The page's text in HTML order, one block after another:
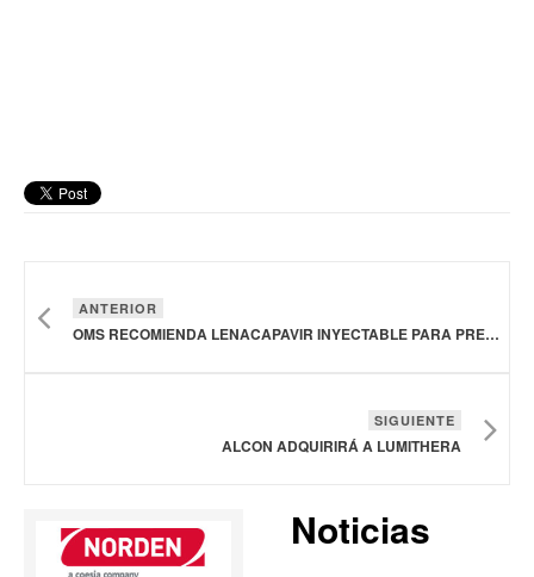
ANTERIOR
OMS RECOMIENDA LENACAPAVIR INYECTABLE PARA PREVENIR INFECCIÓN POR EL VIH
SIGUIENTE
ALCON ADQUIRIRÁ A LUMITHERA
Noticias